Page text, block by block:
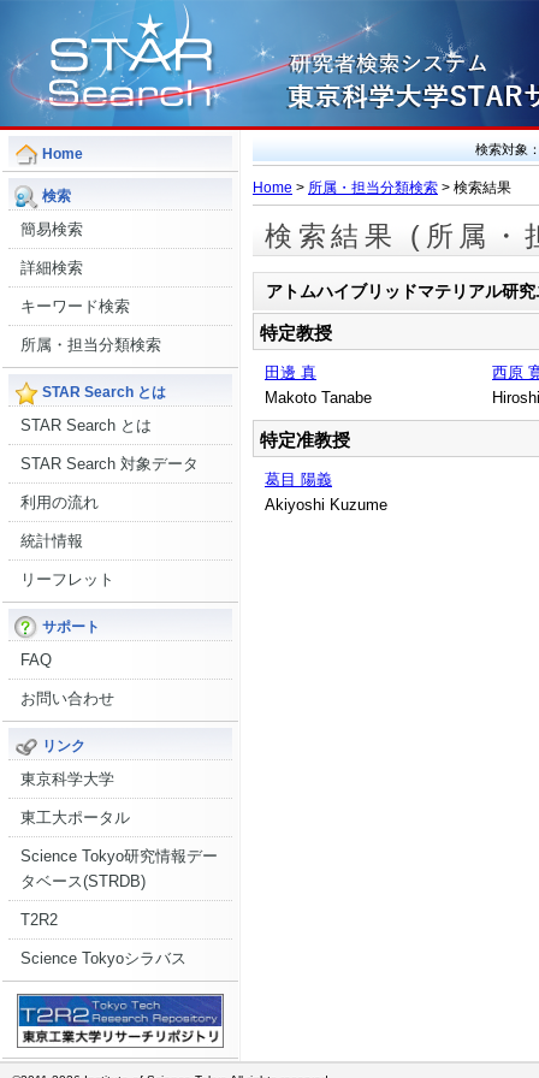
Home
検索
簡易検索
詳細検索
キーワード検索
所属・担当分類検索
STAR Search とは
STAR Search とは
STAR Search 対象データ
利用の流れ
統計情報
リーフレット
サポート
FAQ
お問い合わせ
リンク
東京科学大学
東工大ポータル
Science Tokyo研究情報デー
タベース(STRDB)
T2R2
Science Tokyoシラバス
検索対象
Home > 所属・担当分類検索 > 検索結果
検索結果 (所属・
アトムハイブリッドマテリアル研
特定教授
田邊 真
Makoto Tanabe
西原
特定准教授
葛目 陽義
Akiyoshi Kuzume